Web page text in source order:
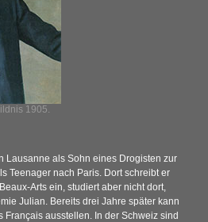
1905.
Lausanne als Sohn eines Drogisten zur
Teenager nach Paris. Dort schreibt er
Arts ein, studiert aber nicht dort,
Julian. Bereits drei Jahre später kann
Français ausstellen. In der Schweiz sind